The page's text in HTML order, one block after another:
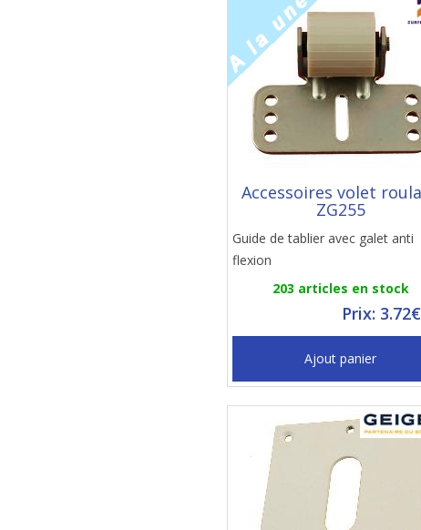
Accessoires volet
ZG255
Guide de tablier avec galet anti
flexion
203 articles en stock
Prix:
Ajout panier